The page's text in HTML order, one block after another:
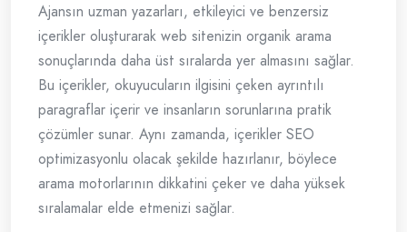
Ajansın uzman yazarları, etkileyici ve benzersiz
içerikler oluşturarak web sitenizin organik arama
sonuçlarında daha üst sıralarda yer almasını sağlar.
Bu içerikler, okuyucuların ilgisini çeken ayrıntılı
paragraflar içerir ve insanların sorunlarına pratik
çözümler sunar. Aynı zamanda, içerikler SEO
optimizasyonlu olacak şekilde hazırlanır, böylece
arama motorlarının dikkatini çeker ve daha yüksek
sıralamalar elde etmenizi sağlar.